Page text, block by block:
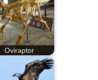
Oviraptor